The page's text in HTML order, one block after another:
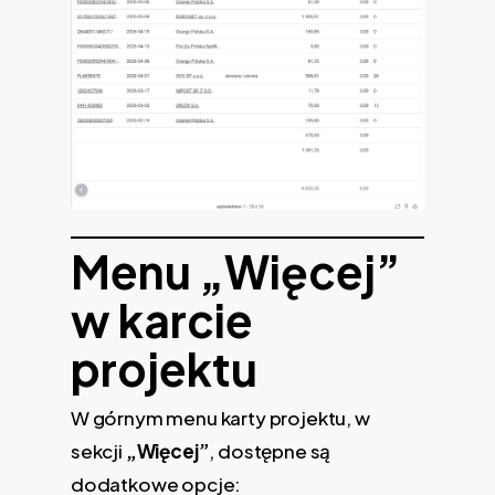
Menu „Więcej”
w karcie
projektu
W górnym menu karty projektu, w
sekcji „Więcej”, dostępne są
dodatkowe opcje: